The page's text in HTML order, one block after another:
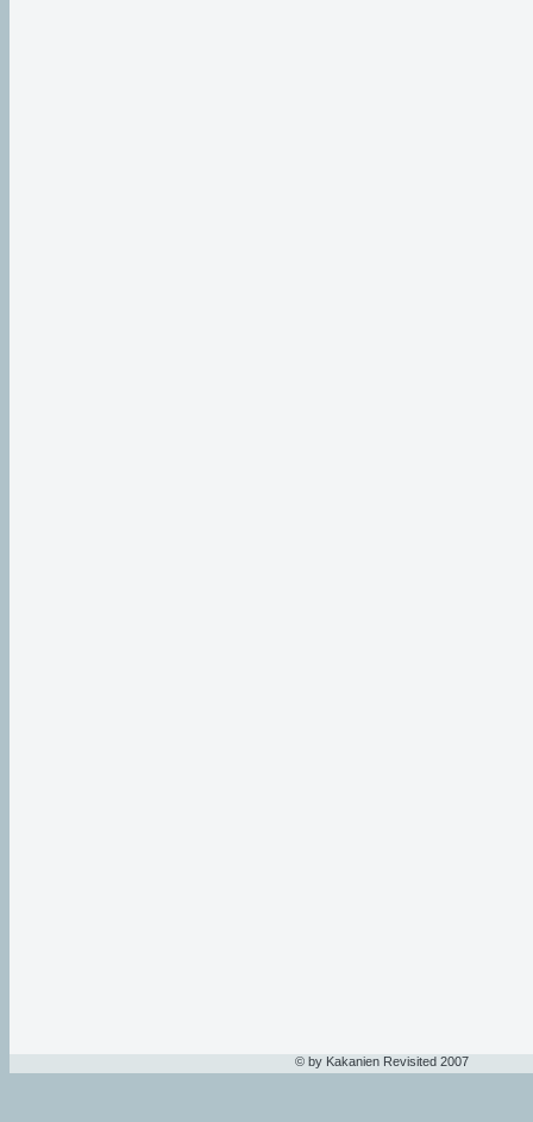
© by Kakanien Revisited 2007